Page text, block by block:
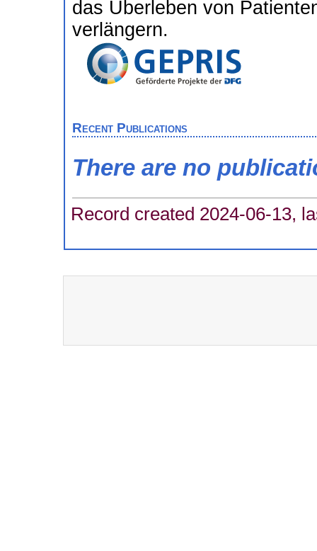
das Überleben von
verlängern.
Recent Publications
There are no
Record created 2024-06-13,